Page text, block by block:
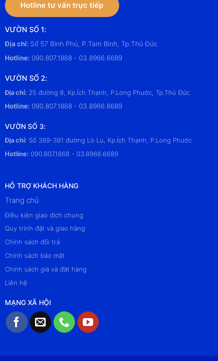
Hotline tư vấn trực tiếp
VƯỜN SỐ 1:
Địa chỉ: Số 57 Bình Phú, P.Tam Bình, Tp.Thủ Đức
Hotline: 090.807.1868 - 03.8966.6689
VƯỜN SỐ 2:
Địa chỉ: 25 đường 8, Kp.Ích Thạnh, P.Long Phước, Tp.Thủ Đức
Hotline: 090.807.1868 - 03.8966.6689
VƯỜN SỐ 3:
Địa chỉ: Số 389-391 đường Lò Lu, Kp.Ích Thạnh, P.Long Phước
Hotline: 090.807.1868 - 03.8966.6689
HỖ TRỢ KHÁCH HÀNG
Trang chủ
Điều kiện giao dịch chung
Quy trình đặt và giao hàng
Chính sách đổi trả
Chính sách bảo mật
Chính sách giá và đặt hàng
Liên hệ
MẠNG XÃ HỘI